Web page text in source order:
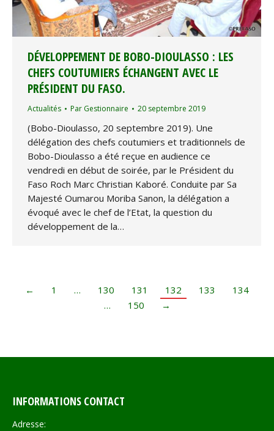
DÉVELOPPEMENT DE BOBO-DIOULASSO : LES
CHEFS COUTUMIERS ÉCHANGENT AVEC LE
PRÉSIDENT DU FASO.
Actualités Par Gestionnaire 20 septembre 2019
(Bobo-Dioulasso, 20 septembre 2019). Une
délégation des chefs coutumiers et traditionnels de
Bobo-Dioulasso a été reçue en audience ce
vendredi en début de soirée, par le Président du
Faso Roch Marc Christian Kaboré. Conduite par Sa
Majesté Oumarou Moriba Sanon, la délégation a
évoqué avec le chef de l’Etat, la question du
développement de la…
← 1 … 130 131 132 133
134
…
150 →
INFORMATIONS CONTACT
Adresse: